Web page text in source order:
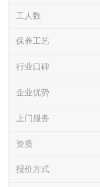
工人数
保养工艺
行业口碑
企业优势
上门服务
资质
报价方式